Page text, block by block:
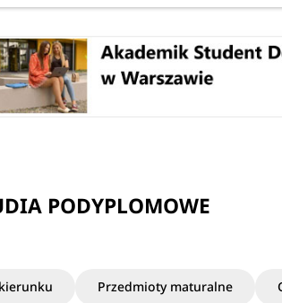
PODYPLOMOWE
Przedmioty maturalne